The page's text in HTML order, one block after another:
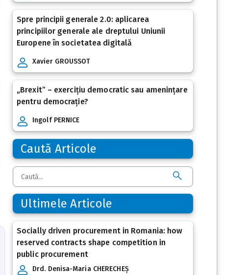
Spre principii generale 2.0: aplicarea
principiilor generale ale dreptului Uniunii
Europene în societatea digitală
Xavier GROUSSOT
„Brexit” – exercițiu democratic sau amenințare
pentru democrație?
Ingolf PERNICE
Caută Articole
Ultimele Articole
Socially driven procurement in Romania: how
reserved contracts shape competition in
public procurement
Drd. Denisa-Maria CHERECHEȘ